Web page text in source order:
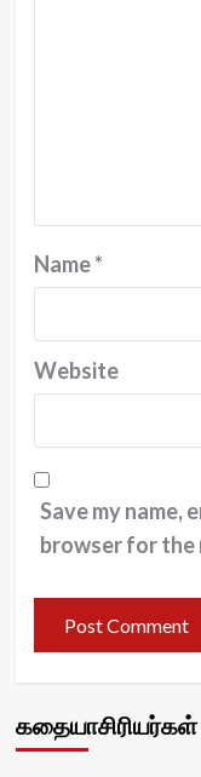
Name*
Website
Save my name,
browser for the
கதையாசிரியர்கள்